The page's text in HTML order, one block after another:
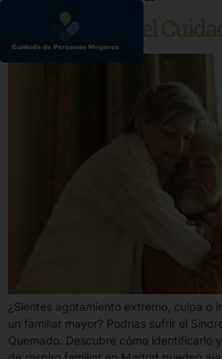
El Síndrome del
¿Sientes agotamiento extremo, culpa o
un familiar mayor? Podrías sufrir el
Quemado. Descubre cómo identificarlo